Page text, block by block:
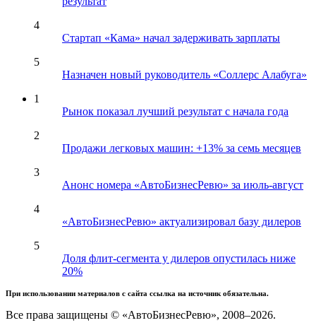
4
Стартап «Кама» начал задерживать зарплаты
5
Назначен новый руководитель «Соллерс Алабуга»
1
Рынок показал лучший результат с начала года
2
Продажи легковых машин: +13% за семь месяцев
3
Анонс номера «АвтоБизнесРевю» за июль-август
4
«АвтоБизнесРевю» актуализировал базу дилеров
5
Доля флит-сегмента у дилеров опустилась ниже
20%
При использовании материалов с сайта ссылка на источник обязательна.
Все права защищены © «АвтоБизнесРевю», 2008–2026.